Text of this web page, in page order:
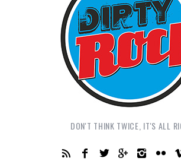
DON'T THINK TWICE, IT'S ALL